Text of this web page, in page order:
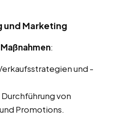
Marketing
:
und -
von
Promotions.